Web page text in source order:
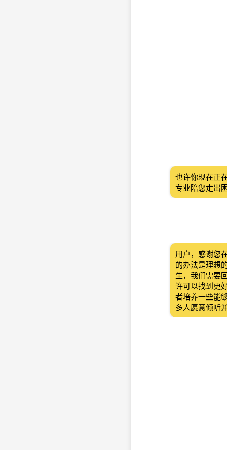
也许你现在正
专业陪您走出
用户，感谢您
的办法是理想
生，我们需要
许可以找到更
者培养一些能
多人愿意倾听